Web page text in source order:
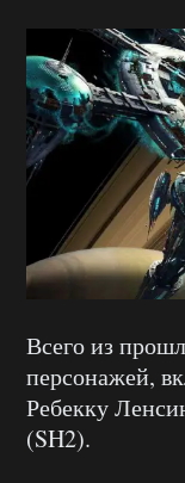
Всего из
персонажей,
Ребекку
(SH2).